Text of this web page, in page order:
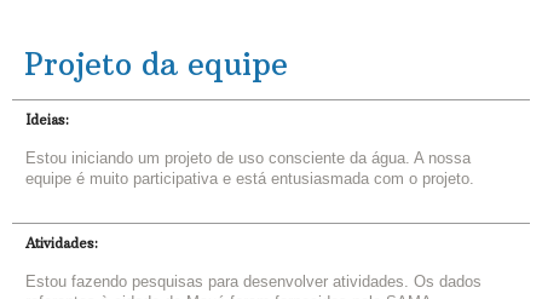
Projeto da equipe
Ideias:
Estou iniciando um projeto de uso consciente da água. A nossa
equipe é muito participativa e está entusiasmada com o projeto.
Atividades:
Estou fazendo pesquisas para desenvolver atividades. Os dados